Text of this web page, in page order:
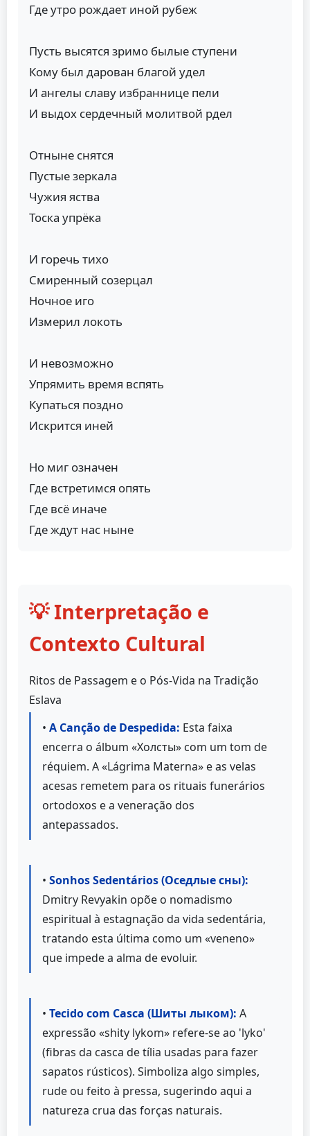
Где утро рождает иной рубеж
Пусть высятся зримо былые ступени
Кому был дарован благой удел
И ангелы славу избраннице пели
И выдох сердечный молитвой рдел
Отныне снятся
Пустые зеркала
Чужия яства
Тоска упрёка
И горечь тихо
Смиренный созерцал
Ночное иго
Измерил локоть
И невозможно
Упрямить время вспять
Купаться поздно
Искрится иней
Но миг означен
Где встретимся опять
Где всё иначе
Где ждут нас ныне
💡 Interpretação e
Contexto Cultural
Ritos de Passagem e o Pós-Vida na Tradição
Eslava
• A Canção de Despedida: Esta faixa
encerra o álbum «Холсты» com um tom de
réquiem. A «Lágrima Materna» e as velas
acesas remetem para os rituais funerários
ortodoxos e a veneração dos
antepassados.
• Sonhos Sedentários (Оседлые сны):
Dmitry Revyakin opõe o nomadismo
espiritual à estagnação da vida sedentária,
tratando esta última como um «veneno»
que impede a alma de evoluir.
• Tecido com Casca (Шиты лыком): A
expressão «shity lykom» refere-se ao 'lyko'
(fibras da casca de tília usadas para fazer
sapatos rústicos). Simboliza algo simples,
rude ou feito à pressa, sugerindo aqui a
natureza crua das forças naturais.